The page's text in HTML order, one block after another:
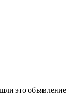
это объявление